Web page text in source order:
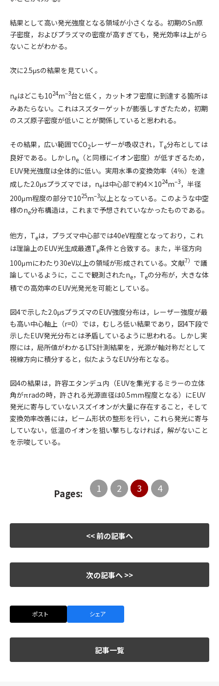
結果として高い発光強度となる領域が小さくなる。初期のSn原
子密度，およびプラズマの密度が高すぎても，発光効率は上がら
ないことがわかる。
次に2.5μsの結果を見ていく。
neはどこも1024m–3台と低く，カットオフ密度に到達する箇所は
みあたらない。これはスズターゲットが膨張しすぎたため，初期
のスズ原子密度が低いことが関係していると思われる。
その結果，広い範囲でCO2レーザーが吸収され，Te分布としては
良好である。しかしne （と同様にイオン密度）が低すぎるため，
EUV発光強度は全体的に低い。実用水準の変換効率（4％）を達
成した2.0μsプラズマでは，neは中心部で約4×1024m–3，半径
200μm程度の部分で1025m–3以上となっている。このような中空
様のne分布構造は，これまで予想されていなかったものである。
他方，Teは，プラズマ中心部では40eV程度となっており，これ
は理論上のEUV光生成最適Te条件と合致する。また，半径方向
100μmにわたり30eV以上の領域が形成されている。文献7） で議
論しているように，ここで観測されたne，Teの分布が，大きな体
積での高効率のEUV光発光を可能としている。
図4で示した2.0μsプラズマのEUV強度分布は，レーザー強度が最
も高い中心軸上（r=0）では，むしろ低い結果であり， 図4下段で
示したEUV発光分布とは矛盾しているように思われる。しかし実
際には，局所値がわかるLTS計測結果を，光源が軸対称だとして
視線方向に積分すると，似たようなEUV分布となる。
図4の結果は，許容エタンデュ内（EUVを集光するミラーの立体
角がπradの時，許される光源直径は0.5mm程度となる）にEUV
発光に寄与していないスズイオンが大量に存在すること，そして
変換効率改善には，ビーム形状の整形を行い，これら発光に寄与
していない，低温のイオンを狙い撃ちしなければ，解がないこと
を示唆している。
Pages: 1 2 3 4
<< 前の記事へ
次の記事へ >>
ポスト シェア
記事一覧